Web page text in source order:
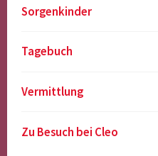
Sorgenkinder
Tagebuch
Vermittlung
Zu Besuch bei Cleo